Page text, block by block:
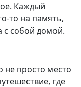
Каждый
то на память,
с собой домой.
не просто место
где